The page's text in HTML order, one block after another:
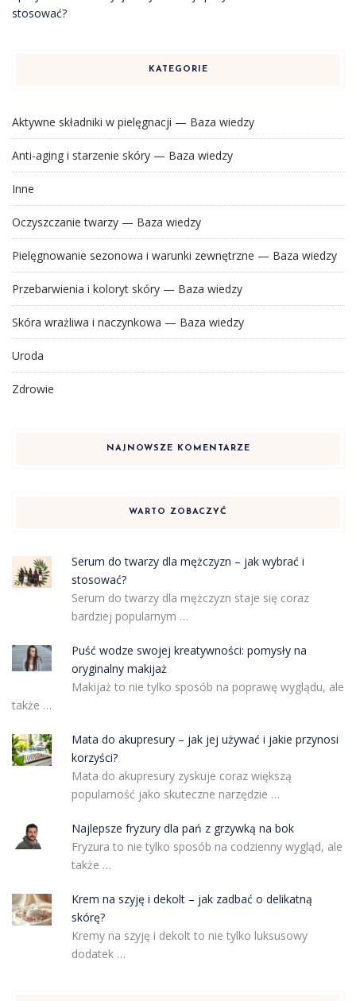
stosować?
KATEGORIE
Aktywne składniki w pielęgnacji — Baza wiedzy
Anti-aging i starzenie skóry — Baza wiedzy
Inne
Oczyszczanie twarzy — Baza wiedzy
Pielęgnowanie sezonowa i warunki zewnętrzne — Baza wiedzy
Przebarwienia i koloryt skóry — Baza wiedzy
Skóra wrażliwa i naczynkowa — Baza wiedzy
Uroda
Zdrowie
NAJNOWSZE KOMENTARZE
WARTO ZOBACZYĆ
Serum do twarzy dla mężczyzn – jak wybrać i
stosować?
Serum do twarzy dla mężczyzn staje się coraz
bardziej popularnym …
Puść wodze swojej kreatywności: pomysły na
oryginalny makijaż
Makijaż to nie tylko sposób na poprawę wyglądu, ale
także …
Mata do akupresury – jak jej używać i jakie przynosi
korzyści?
Mata do akupresury zyskuje coraz większą
popularność jako skuteczne narzędzie …
Najlepsze fryzury dla pań z grzywką na bok
Fryzura to nie tylko sposób na codzienny wygląd, ale
także …
Krem na szyję i dekolt – jak zadbać o delikatną
skórę?
Kremy na szyję i dekolt to nie tylko luksusowy
dodatek …